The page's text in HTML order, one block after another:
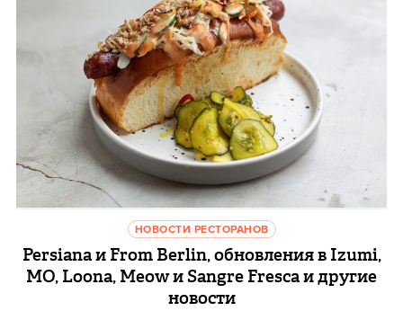
НОВОСТИ РЕСТОРАНОВ
Persiana и From Berlin, обновления в Izumi,
MO, Loona, Meow и Sangre Fresca и другие
новости